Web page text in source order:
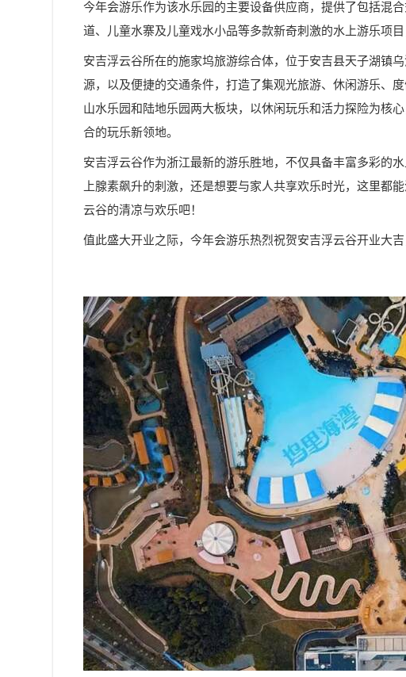
今年会游乐作为该水乐园的主要设备供应商，提供了包括混
道、儿童水寨及儿童戏水小品等多款新奇刺激的水上游乐项
安吉浮云谷所在的施家坞旅游综合体，位于安吉县天子湖镇
源，以及便捷的交通条件，打造了集观光旅游、休闲游乐、
山水乐园和陆地乐园两大板块，以休闲玩乐和活力探险为核
合的玩乐新领地。
安吉浮云谷作为浙江最新的游乐胜地，不仅具备丰富多彩的
上腺素飙升的刺激，还是想要与家人共享欢乐时光，这里都
云谷的清凉与欢乐吧！
值此盛大开业之际，今年会游乐热烈祝贺安吉浮云谷开业大